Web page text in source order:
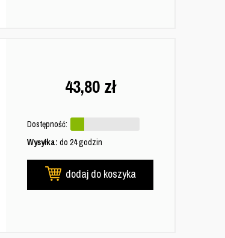
43,80 zł
Dostępność:
Wysyłka: do 24 godzin
dodaj do koszyka